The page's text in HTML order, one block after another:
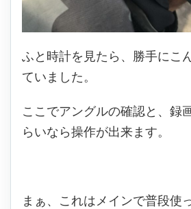
ふと時計を見たら、勝手にこ
ていました。
ここでアングルの確認と、録
らいなら操作が出来ます。
まぁ、これはメインで普段使